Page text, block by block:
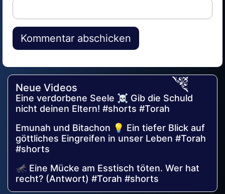
Alternative:
Neue Videos
Eine verdorbene Seele ☠️ Gib die Schuld
nicht deinen Eltern! #shorts #Torah
Emunah und Bitachon 💡 Ein tiefer Blick auf
göttliches Eingreifen in unser Leben #Torah
#shorts
🦟 Eine Mücke am Esstisch töten. Wer hat
recht? (Antwort) #Torah #shorts